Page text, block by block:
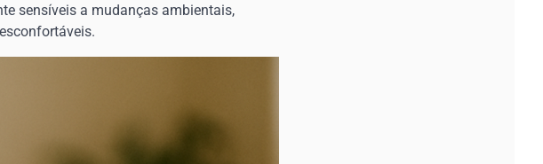
sensíveis a mudanças ambientais,